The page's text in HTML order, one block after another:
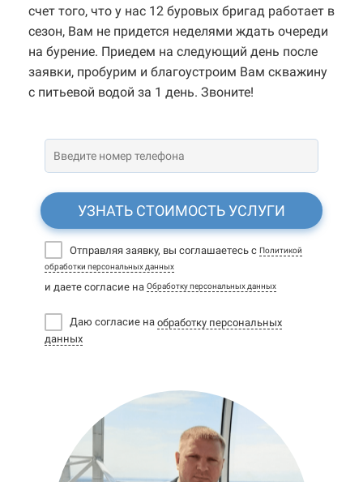
счет того, что у нас 12 буровых бригад работает в
сезон, Вам не придется неделями ждать очереди
на бурение. Приедем на следующий день после
заявки, пробурим и благоустроим Вам скважину
с питьевой водой за 1 день. Звоните!
УЗНАТЬ СТОИМОСТЬ УСЛУГИ
Отправляя заявку, вы соглашаетесь с Политикой
обработки персональных данных
и даете согласие на Обработку персональных данных
Даю согласие на обработку персональных
данных